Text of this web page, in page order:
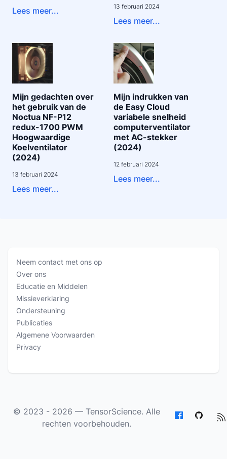
Lees meer... 13 februari 2024
Lees meer...
Mijn gedachten over
het gebruik van de
Noctua NF-P12
redux-1700 PWM
Hoogwaardige
Koelventilator
(2024)
13 februari 2024
Lees meer...
Mijn indrukken van
de Easy Cloud
variabele snelheid
computerventilator
met AC-stekker
(2024)
12 februari 2024
Lees meer...
Neem contact met ons op
Over ons
Educatie en Middelen
Missieverklaring
Ondersteuning
Publicaties
Algemene Voorwaarden
Privacy
© 2023 - 2026 — TensorScience. Alle
rechten voorbehouden.